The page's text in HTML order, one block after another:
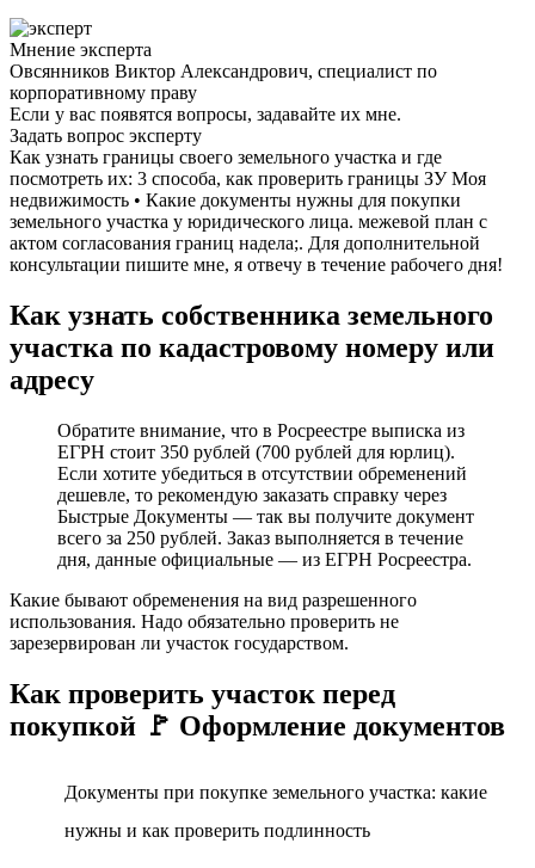
Мнение эксперта
Овсянников Виктор Александрович, специалист по
корпоративному праву
Если у вас появятся вопросы, задавайте их мне.
Задать вопрос эксперту
Как узнать границы своего земельного участка и где
посмотреть их: 3 способа, как проверить границы ЗУ Моя
недвижимость • Какие документы нужны для покупки
земельного участка у юридического лица. межевой план с
актом согласования границ надела;. Для дополнительной
консультации пишите мне, я отвечу в течение рабочего дня!
Как узнать собственника земельного
участка по кадастровому номеру или
адресу
Обратите внимание, что в Росреестре выписка из
ЕГРН стоит 350 рублей (700 рублей для юрлиц).
Если хотите убедиться в отсутствии обременений
дешевле, то рекомендую заказать справку через
Быстрые Документы — так вы получите документ
всего за 250 рублей. Заказ выполняется в течение
дня, данные официальные — из ЕГРН Росреестра.
Какие бывают обременения на вид разрешенного
использования. Надо обязательно проверить не
зарезервирован ли участок государством.
Как проверить участок перед
покупкой 🚩 Оформление документов
Документы при покупке земельного участка: какие
нужны и как проверить подлинность